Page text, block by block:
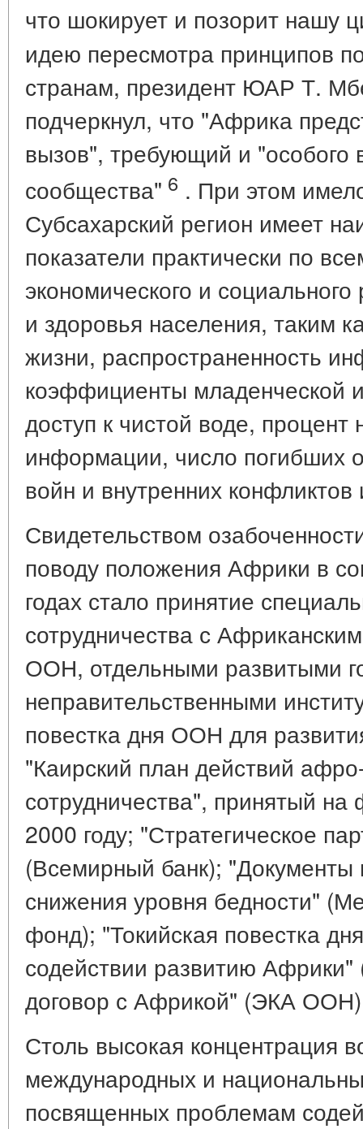
что шокирует и позорит нашу
идею пересмотра принципов
странам, президент ЮАР Т.
подчеркнул, что "Африка
вызов", требующий и "особого
сообщества" 6 . При этом
Субсахарский регион имеет
показатели практически по
экономического и
и здоровья населения, таким
жизни, распространенность
коэффициенты младенческой
доступ к чистой воде, процент
информации, число погибших
войн и внутренних конфликтов
Свидетельством
поводу положения Африки в
годах стало принятие
сотрудничества с
ООН, отдельными развитыми
неправительственными
повестка дня ООН для
"Каирский план действий
сотрудничества", принятый на
2000 году; "Стратегическое
(Всемирный банк); "Документы
снижения уровня бедности"
фонд); "Токийская повестка
содействии развитию
договор с Африкой" (ЭКА
Столь высокая концентрация
международных и
посвященных проблемам